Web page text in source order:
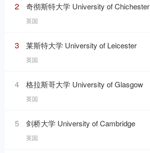
2 奇彻斯特大学 University of Chichester
英国
3 莱斯特大学 University of Leicester
英国
4 格拉斯哥大学 University of Glasgow
英国
5 剑桥大学 University of Cambridge
英国